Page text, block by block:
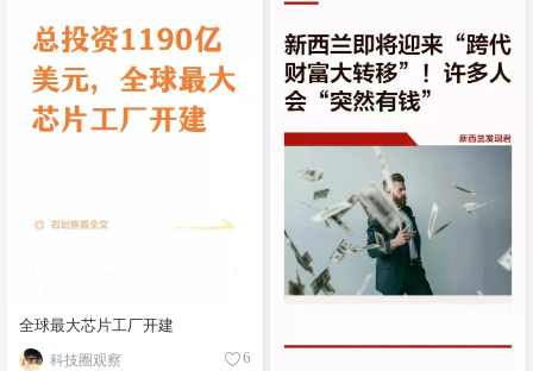
全球最大芯片工厂开建
科技圈观察 6